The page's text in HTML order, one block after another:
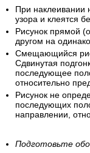
При наклеивании
узора и клеятся
Рисунок прямой
другом на
Смещающийся
Сдвинутая
последующее
относительно
Рисунок не
последующих
направлении,
Подготовьте